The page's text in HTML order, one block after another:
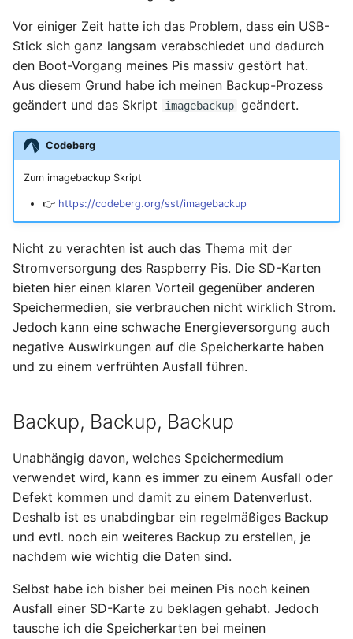
März 2022
Februar 2022
Dezember 2021
November 2021
September 2021
August 2021
Juli 2021
April 2021
März 2021
Februar 2021
Januar 2021
Dezember 2020
November 2020
Vor einiger Zeit hatte ich das Problem, dass ein USB-
Stick sich ganz langsam verabschiedet und dadurch
den Boot-Vorgang meines Pis massiv gestört hat.
Aus diesem Grund habe ich meinen Backup-Prozess
geändert und das Skript
imagebackup geändert.
Codeberg
Zum imagebackup Skript
👉 https://codeberg.org/sst/imagebackup
Nicht zu verachten ist auch das Thema mit der
Stromversorgung des Raspberry Pis. Die SD-Karten
bieten hier einen klaren Vorteil gegenüber anderen
Speichermedien, sie verbrauchen nicht wirklich Strom.
Jedoch kann eine schwache Energieversorgung auch
negative Auswirkungen auf die Speicherkarte haben
und zu einem verfrühten Ausfall führen.
Backup, Backup, Backup
Unabhängig davon, welches Speichermedium
verwendet wird, kann es immer zu einem Ausfall oder
Defekt kommen und damit zu einem Datenverlust.
Deshalb ist es unabdingbar ein regelmäßiges Backup
und evtl. noch ein weiteres Backup zu erstellen, je
nachdem wie wichtig die Daten sind.
Selbst habe ich bisher bei meinen Pis noch keinen
Ausfall einer SD-Karte zu beklagen gehabt. Jedoch
tausche ich die Speicherkarten bei meinen